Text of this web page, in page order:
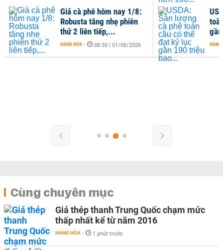
HÀNG
Giá cà phê hôm nay 1/8:
Robusta tăng nhẹ phiên
thứ 2 liên tiếp,...
HÀNG HÓA - 08:30 | 01/08/2026
Cùng chuyên mục
Giá thép thanh Trung Quốc chạm mức
thấp nhất kể từ năm 2016
HÀNG HÓA - 1 phút trước